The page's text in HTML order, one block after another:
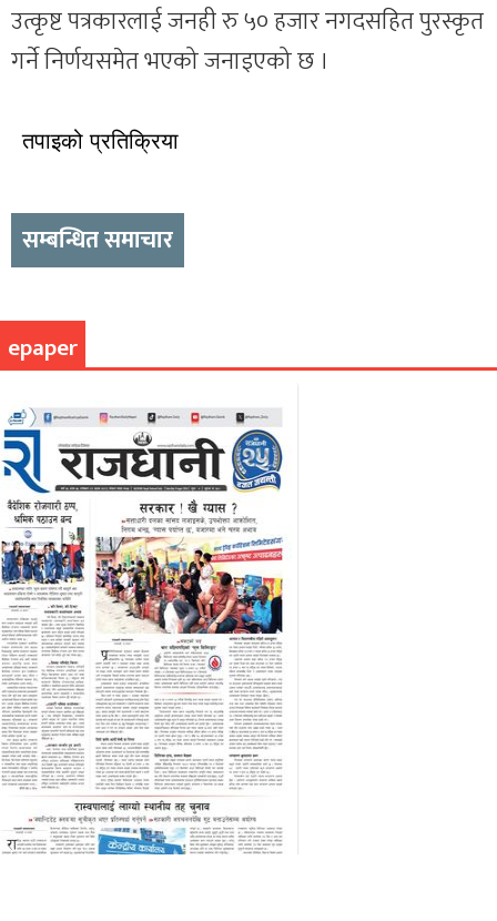
उत्कृष्ट पत्रकारलाई जनही रु ५० हजार नगदसहित पुरस्कृत
गर्ने निर्णयसमेत भएको जनाइएको छ ।
तपाइको प्रतिक्रिया
सम्बन्धित समाचार
epaper